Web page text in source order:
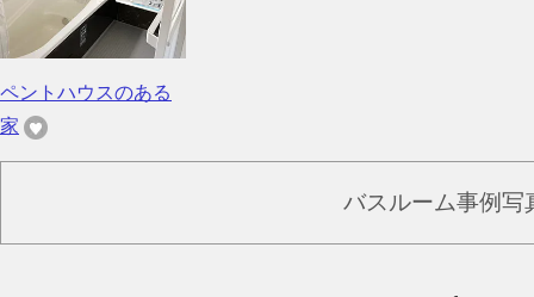
ペントハウスのある
家
バスルーム事例写